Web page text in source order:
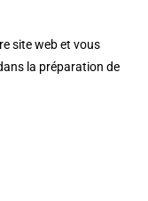
site web et vous
la préparation de